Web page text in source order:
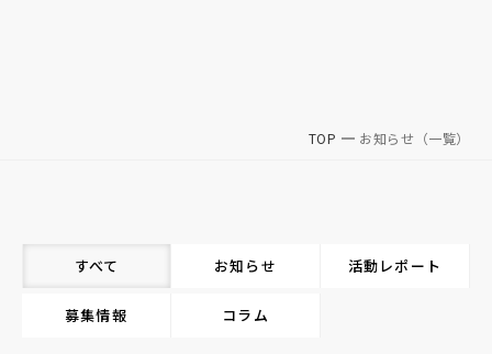
TOP お知らせ（一覧）
すべて お知らせ 活動レポート
募集情報 コラム